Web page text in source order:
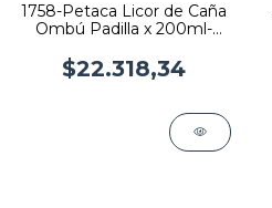
1758-Petaca Licor de Caña
Ombú Padilla x 200ml-
$22.318,34